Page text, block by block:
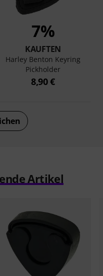
7%
KAUFTEN
Harley Benton Keyring
Pickholder
8,90 €
Artikel